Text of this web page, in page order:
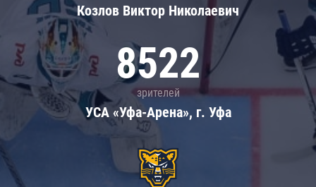
Козлов Виктор Николаевич
8522
зрителей
УСА «Уфа-Арена», г. Уфа